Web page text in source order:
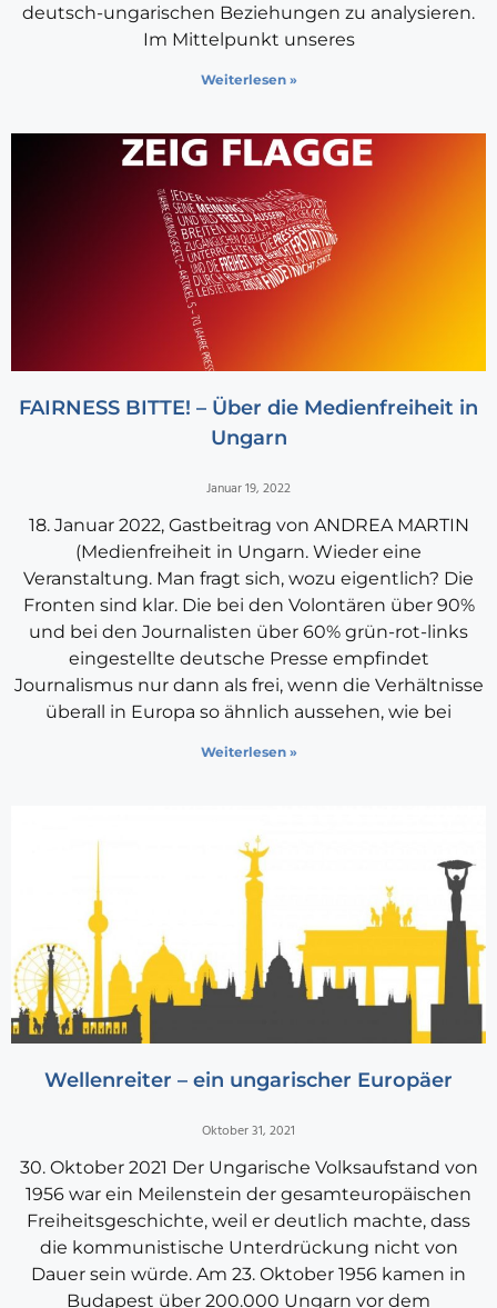
deutsch-ungarischen Beziehungen zu analysieren.
Im Mittelpunkt unseres
Weiterlesen »
FAIRNESS BITTE! – Über die Medienfreiheit in
Ungarn
Januar 19, 2022
18. Januar 2022, Gastbeitrag von ANDREA MARTIN
(Medienfreiheit in Ungarn. Wieder eine
Veranstaltung. Man fragt sich, wozu eigentlich? Die
Fronten sind klar. Die bei den Volontären über 90%
und bei den Journalisten über 60% grün-rot-links
eingestellte deutsche Presse empfindet
Journalismus nur dann als frei, wenn die Verhältnisse
überall in Europa so ähnlich aussehen, wie bei
Weiterlesen »
Wellenreiter – ein ungarischer Europäer
Oktober 31, 2021
30. Oktober 2021 Der Ungarische Volksaufstand von
1956 war ein Meilenstein der gesamteuropäischen
Freiheitsgeschichte, weil er deutlich machte, dass
die kommunistische Unterdrückung nicht von
Dauer sein würde. Am 23. Oktober 1956 kamen in
Budapest über 200.000 Ungarn vor dem